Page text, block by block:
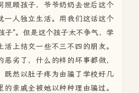
照顾孩子，爷爷奶奶去世后这个
一人独立生活。用我们这话这个
子"。但是这个孩子太不争气，学
活上结交一些不三不四的朋友。
恶劣了，什么的样的坏事都做，
既然以肚子疼为由骗了学校好几
亲戚全被她以种种理由骗过。